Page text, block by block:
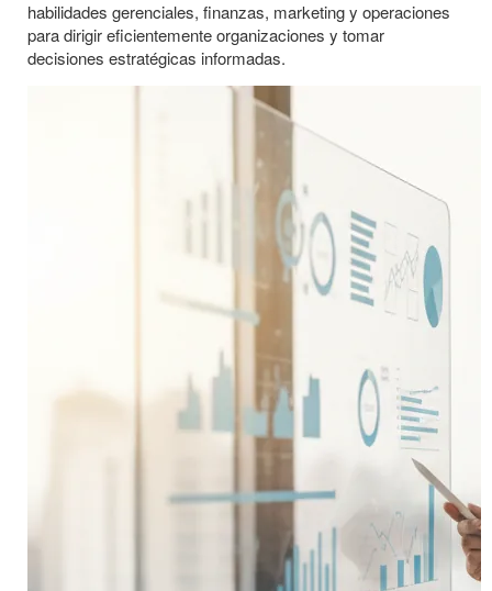
habilidades gerenciales, finanzas, marketing y operaciones
para dirigir eficientemente organizaciones y tomar
decisiones estratégicas informadas.